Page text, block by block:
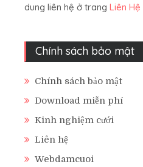
dung liên hệ ở trang Liên Hệ
Chính sách bảo mật
Chính sách bảo mật
Download miễn phí
Kinh nghiệm cưới
Liên hệ
Webdamcuoi